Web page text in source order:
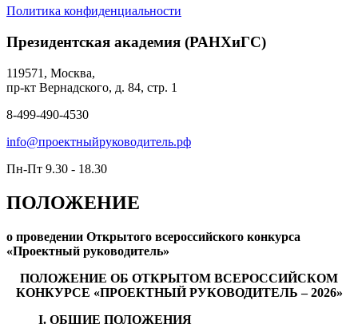
Политика конфиденциальности
Президентская академия (РАНХиГС)
119571, Москва,
пр-кт Вернадского, д. 84, стр. 1
8-499-490-4530
info@проектныйруководитель.рф
Пн-Пт 9.30 - 18.30
ПОЛОЖЕНИЕ
о проведении Открытого всероссийского конкурса
«Проектный руководитель»
ПОЛОЖЕНИЕ ОБ ОТКРЫТОМ ВСЕРОССИЙСКОМ
КОНКУРСЕ «ПРОЕКТНЫЙ РУКОВОДИТЕЛЬ – 2026»
I. ОБЩИЕ ПОЛОЖЕНИЯ